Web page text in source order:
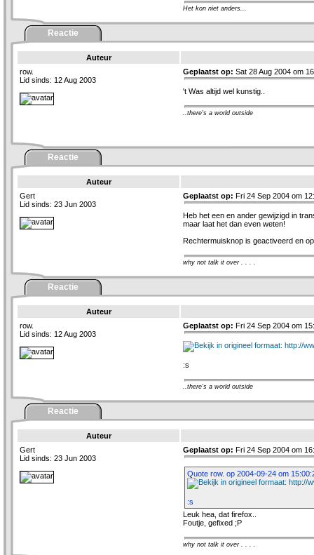
Het kon niet anders...
Reactie
Auteur
row.
Lid sinds: 12 Aug 2003
Geplaatst op: Sat 28 Aug 2004 om
't Was altijd wel kunstig..
..there's a world outside
Reactie
Auteur
Gert
Lid sinds: 23 Jun 2003
Geplaatst op: Fri 24 Sep 2004 om
Heb het een en ander gewijzigd in
maar laat het dan even weten!
Rechtermuisknop is geactiveerd en
why not talk it over . . . .
Reactie
Auteur
row.
Lid sinds: 12 Aug 2003
Geplaatst op: Fri 24 Sep 2004 om
:s
..there's a world outside
Reactie
Auteur
Gert
Lid sinds: 23 Jun 2003
Geplaatst op: Fri 24 Sep 2004 om
Quote row. op 2004-09-24 om
:s
Leuk hea, dat firefox..
Foutje, gefixed ;P
why not talk it over . . . .